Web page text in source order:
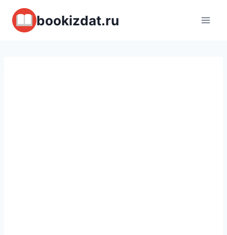
Перейти
содержимому
bookizdat.ru